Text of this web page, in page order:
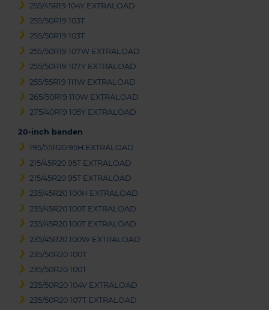
255/45R19 104Y EXTRALOAD
255/50R19 103T
255/50R19 103T
255/50R19 107W EXTRALOAD
255/50R19 107Y EXTRALOAD
255/55R19 111W EXTRALOAD
265/50R19 110W EXTRALOAD
275/40R19 105Y EXTRALOAD
20-inch banden
195/55R20 95H EXTRALOAD
215/45R20 95T EXTRALOAD
215/45R20 95T EXTRALOAD
235/45R20 100H EXTRALOAD
235/45R20 100T EXTRALOAD
235/45R20 100T EXTRALOAD
235/45R20 100W EXTRALOAD
235/50R20 100T
235/50R20 100T
235/50R20 104V EXTRALOAD
235/50R20 107T EXTRALOAD